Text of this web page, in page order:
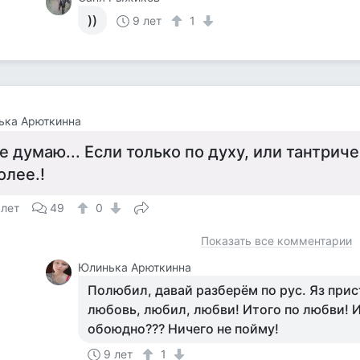
)) 9 лет 1
Арюткинна
думаю... Если только по духу, или
49 0
Показать все комментарии
Юлинька Арюткинна
Полюбил, давай разберём по рус. Яз
любовь, любил, любви! Итого по любви!
обоюдно??? Ничего не пойму!
9 лет 1